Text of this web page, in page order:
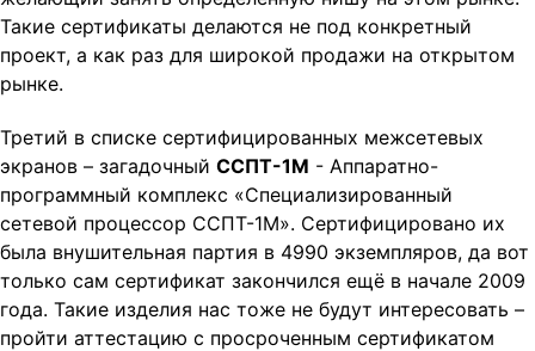
Такие сертификаты делаются не под конкретный
проект, а как раз для широкой продажи на открытом
рынке.
Третий в списке сертифицированных межсетевых
экранов – загадочный ССПТ-1М - Аппаратно-
программный комплекс «Специализированный
сетевой процессор ССПТ-1М». Сертифицировано их
была внушительная партия в 4990 экземпляров, да вот
только сам сертификат закончился ещё в начале 2009
года. Такие изделия нас тоже не будут интересовать –
пройти аттестацию с просроченным сертификатом